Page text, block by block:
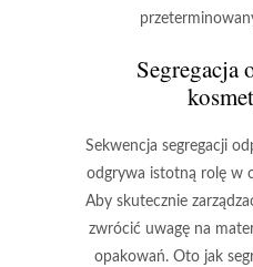
Segregacja
Sekwencja segregacji
odgrywa istotną rolę w
Aby skutecznie
zwrócić uwagę na
opakowań. Oto jak